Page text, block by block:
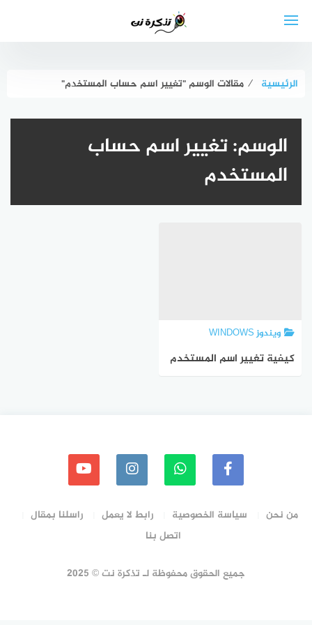
الرئيسية ⁄ مقالات الوسم "تغيير اسم حساب المستخدم"
الوسم:تغيير اسم حساب
المستخدم
ويندوز WINDOWS
كيفية تغيير اسم المستخدم
من نحن سياسة الخصوصية رابط لا يعمل
راسلنا بمقال
اتصل بنا
جميع الحقوق محفوظة لـ تذكرة نت © 2025